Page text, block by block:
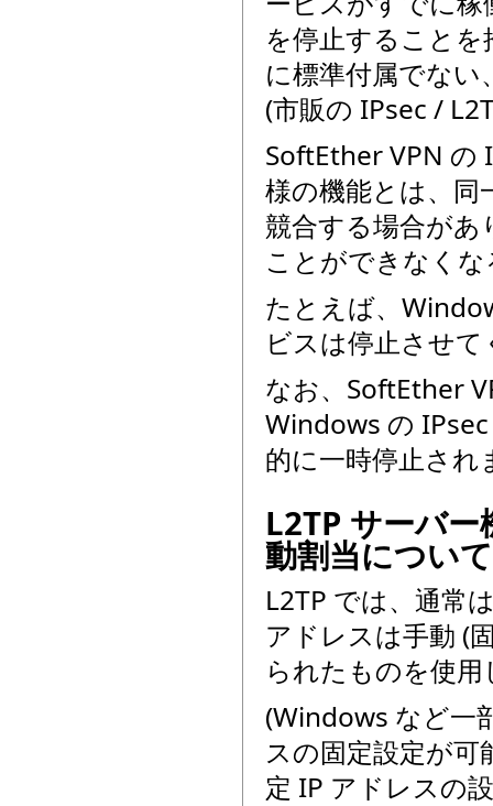
を停止すること
に標準付属でな
(市販の IPsec /
SoftEther VPN の
様の機能とは、同
競合する場合があ
ことができなく
たとえば、
ビスは停止させ
なお、SoftEther
Windows の
的に一時停止され
L2TP サーバ
動割当について
L2TP では、通常
アドレスは手動 (
られたものを使
(Windows など一
スの固定設定が
定 IP アドレスの